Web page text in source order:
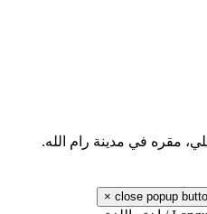
مقره في مدينة رام الله.
×